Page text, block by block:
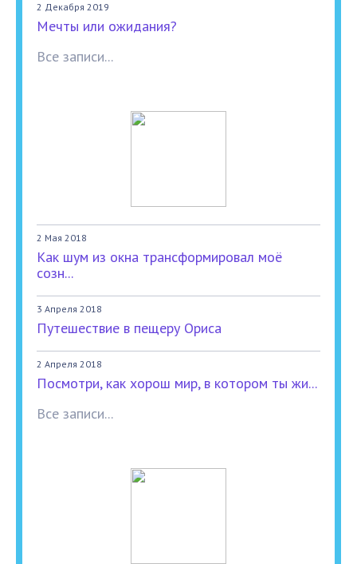
2 Декабря 2019
Мечты или ожидания?
Все записи...
2 Мая 2018
Как шум из окна трансформировал моё
созн...
3 Апреля 2018
Путешествие в пещеру Ориса
2 Апреля 2018
Посмотри, как хорош мир, в котором ты жи...
Все записи...